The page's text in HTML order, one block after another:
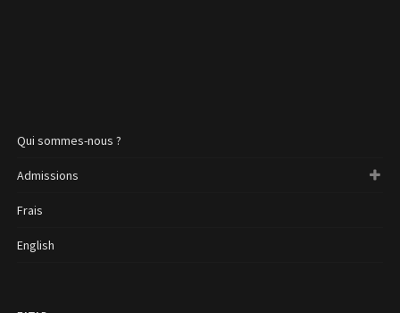
Qui sommes-nous ?
Admissions
Frais
English